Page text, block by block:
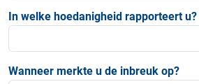
In welke hoedanigheid rapporteert u?
Wanneer merkte u de inbreuk op?